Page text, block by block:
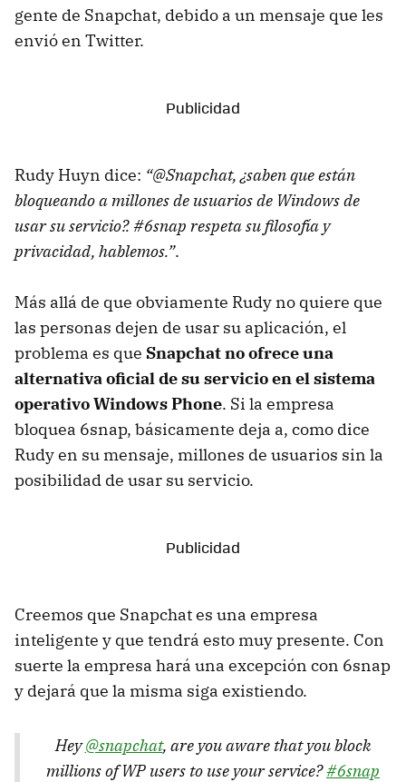
gente de Snapchat, debido a un mensaje que les
envió en Twitter.
Rudy Huyn dice: “@Snapchat, ¿saben que están
bloqueando a millones de usuarios de Windows de
usar su servicio?. #6snap respeta su filosofía y
privacidad, hablemos.”.
Más allá de que obviamente Rudy no quiere que
las personas dejen de usar su aplicación, el
problema es que Snapchat no ofrece una
alternativa oficial de su servicio en el sistema
operativo Windows Phone. Si la empresa
bloquea 6snap, básicamente deja a, como dice
Rudy en su mensaje, millones de usuarios sin la
posibilidad de usar su servicio.
Creemos que Snapchat es una empresa
inteligente y que tendrá esto muy presente. Con
suerte la empresa hará una excepción con 6snap
y dejará que la misma siga existiendo.
Hey@snapchat, are you aware that you block
millions of WP users to use your service?#6snap